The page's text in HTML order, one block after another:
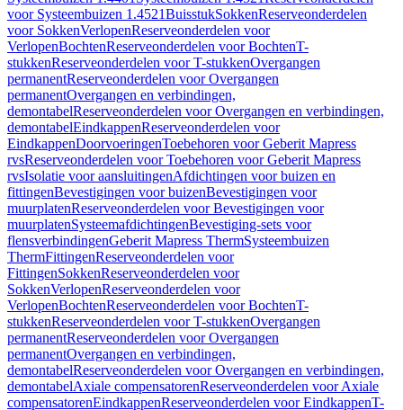
voor Systeembuizen 1.4521BuisstukSokkenReserveonderdelen
voor SokkenVerlopenReserveonderdelen voor
VerlopenBochtenReserveonderdelen voor BochtenT-
stukkenReserveonderdelen voor T-stukkenOvergangen
permanentReserveonderdelen voor Overgangen
permanentOvergangen en verbindingen,
demontabelReserveonderdelen voor Overgangen en verbindingen,
demontabelEindkappenReserveonderdelen voor
EindkappenDoorvoeringenToebehoren voor Geberit Mapress
rvsReserveonderdelen voor Toebehoren voor Geberit Mapress
rvsIsolatie voor aansluitingenAfdichtingen voor buizen en
fittingenBevestigingen voor buizenBevestigingen voor
muurplatenReserveonderdelen voor Bevestigingen voor
muurplatenSysteemafdichtingenBevestiging-sets voor
flensverbindingenGeberit Mapress ThermSysteembuizen
ThermFittingenReserveonderdelen voor
FittingenSokkenReserveonderdelen voor
SokkenVerlopenReserveonderdelen voor
VerlopenBochtenReserveonderdelen voor BochtenT-
stukkenReserveonderdelen voor T-stukkenOvergangen
permanentReserveonderdelen voor Overgangen
permanentOvergangen en verbindingen,
demontabelReserveonderdelen voor Overgangen en verbindingen,
demontabelAxiale compensatorenReserveonderdelen voor Axiale
compensatorenEindkappenReserveonderdelen voor EindkappenT-